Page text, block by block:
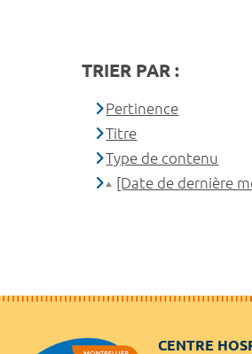
TRIER PAR :
Pertinence
Titre
Type de contenu
[Date de dernière
CENTRE